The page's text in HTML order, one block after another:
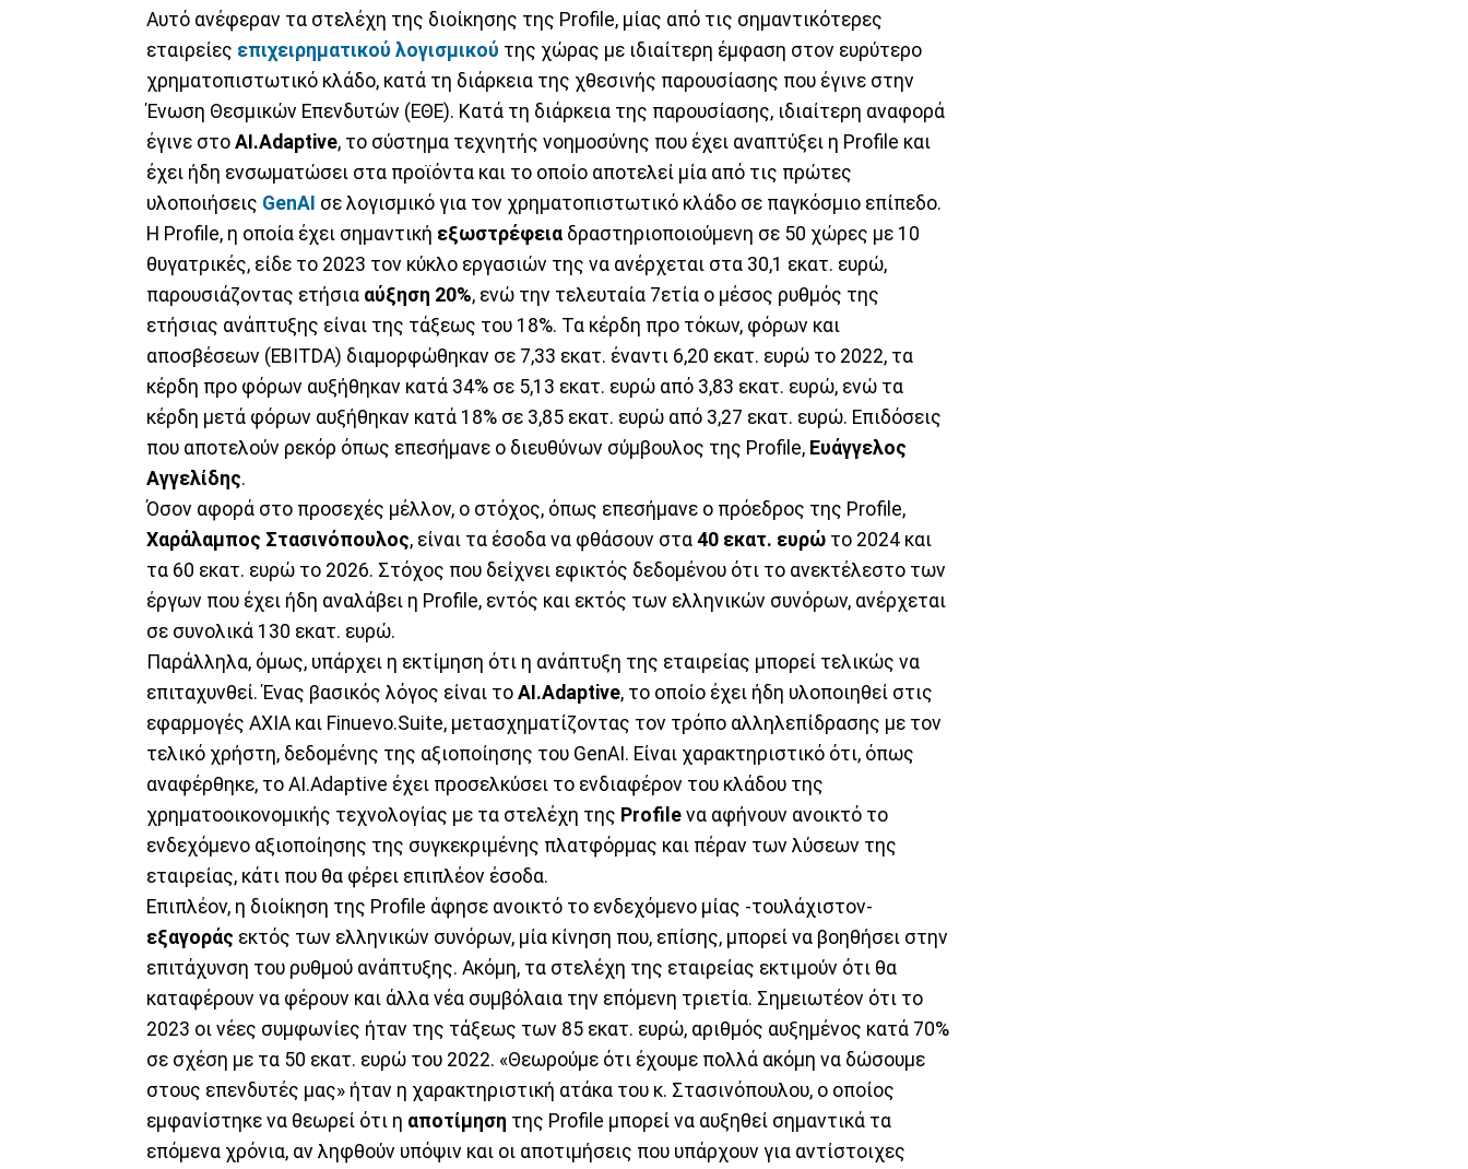
Αυτό ανέφεραν τα στελέχη της διοίκησης της Profile, μίας από τις σημαντικότερες
εταιρείες επιχειρηματικού λογισμικού της χώρας με ιδιαίτερη έμφαση στον ευρύτερο
χρηματοπιστωτικό κλάδο, κατά τη διάρκεια της χθεσινής παρουσίασης που έγινε στην
Ένωση Θεσμικών Επενδυτών (ΕΘΕ). Κατά τη διάρκεια της παρουσίασης, ιδιαίτερη αναφορά
έγινε στο AI.Adaptive, το σύστημα τεχνητής νοημοσύνης που έχει αναπτύξει η Profile και
έχει ήδη ενσωματώσει στα προϊόντα και το οποίο αποτελεί μία από τις πρώτες
υλοποιήσεις GenAI σε λογισμικό για τον χρηματοπιστωτικό κλάδο σε παγκόσμιο επίπεδο.
Η Profile, η οποία έχει σημαντική εξωστρέφεια δραστηριοποιούμενη σε 50 χώρες με 10
θυγατρικές, είδε το 2023 τον κύκλο εργασιών της να ανέρχεται στα 30,1 εκατ. ευρώ,
παρουσιάζοντας ετήσια αύξηση 20%, ενώ την τελευταία 7ετία ο μέσος ρυθμός της
ετήσιας ανάπτυξης είναι της τάξεως του 18%. Τα κέρδη προ τόκων, φόρων και
αποσβέσεων (EBITDA) διαμορφώθηκαν σε 7,33 εκατ. έναντι 6,20 εκατ. ευρώ το 2022, τα
κέρδη προ φόρων αυξήθηκαν κατά 34% σε 5,13 εκατ. ευρώ από 3,83 εκατ. ευρώ, ενώ τα
κέρδη μετά φόρων αυξήθηκαν κατά 18% σε 3,85 εκατ. ευρώ από 3,27 εκατ. ευρώ. Επιδόσεις
που αποτελούν ρεκόρ όπως επεσήμανε ο διευθύνων σύμβουλος της Profile, Ευάγγελος
Αγγελίδης.
Όσον αφορά στο προσεχές μέλλον, ο στόχος, όπως επεσήμανε ο πρόεδρος της Profile,
Χαράλαμπος Στασινόπουλος, είναι τα έσοδα να φθάσουν στα 40 εκατ. ευρώ το 2024 και
τα 60 εκατ. ευρώ το 2026. Στόχος που δείχνει εφικτός δεδομένου ότι το ανεκτέλεστο των
έργων που έχει ήδη αναλάβει η Profile, εντός και εκτός των ελληνικών συνόρων, ανέρχεται
σε συνολικά 130 εκατ. ευρώ.
Παράλληλα, όμως, υπάρχει η εκτίμηση ότι η ανάπτυξη της εταιρείας μπορεί τελικώς να
επιταχυνθεί. Ένας βασικός λόγος είναι το AI.Adaptive, το οποίο έχει ήδη υλοποιηθεί στις
εφαρμογές ΑΧΙΑ και Finuevo.Suite, μετασχηματίζοντας τον τρόπο αλληλεπίδρασης με τον
τελικό χρήστη, δεδομένης της αξιοποίησης του GenAI. Είναι χαρακτηριστικό ότι, όπως
αναφέρθηκε, το ΑΙ.Adaptive έχει προσελκύσει το ενδιαφέρον του κλάδου της
χρηματοοικονομικής τεχνολογίας με τα στελέχη της Profile να αφήνουν ανοικτό το
ενδεχόμενο αξιοποίησης της συγκεκριμένης πλατφόρμας και πέραν των λύσεων της
εταιρείας, κάτι που θα φέρει επιπλέον έσοδα.
Επιπλέον, η διοίκηση της Profile άφησε ανοικτό το ενδεχόμενο μίας -τουλάχιστον-
εξαγοράς εκτός των ελληνικών συνόρων, μία κίνηση που, επίσης, μπορεί να βοηθήσει στην
επιτάχυνση του ρυθμού ανάπτυξης. Ακόμη, τα στελέχη της εταιρείας εκτιμούν ότι θα
καταφέρουν να φέρουν και άλλα νέα συμβόλαια την επόμενη τριετία. Σημειωτέον ότι το
2023 οι νέες συμφωνίες ήταν της τάξεως των 85 εκατ. ευρώ, αριθμός αυξημένος κατά 70%
σε σχέση με τα 50 εκατ. ευρώ του 2022. «Θεωρούμε ότι έχουμε πολλά ακόμη να δώσουμε
στους επενδυτές μας» ήταν η χαρακτηριστική ατάκα του κ. Στασινόπουλου, ο οποίος
εμφανίστηκε να θεωρεί ότι η αποτίμηση της Profile μπορεί να αυξηθεί σημαντικά τα
επόμενα χρόνια, αν ληφθούν υπόψιν και οι αποτιμήσεις που υπάρχουν για αντίστοιχες